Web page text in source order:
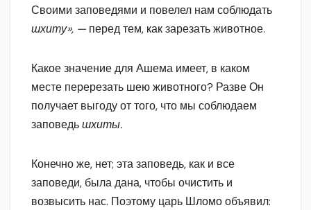
Своими заповедями и повелел нам соблюдать
шхиту», — перед тем, как зарезать животное.
Какое значение для Ашема имеет, в каком
месте перерезать шею животного? Разве Он
получает выгоду от того, что мы соблюдаем
заповедьшхиты.
Конечно же, нет; эта заповедь, как и все
заповеди, была дана, чтобы очистить и
возвысить нас. Поэтому царь Шломо объявил: